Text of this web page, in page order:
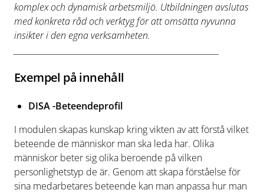
komplex och dynamisk arbetsmiljö. Utbildningen avslutas
med konkreta råd och verktyg för att omsätta nyvunna
insikter i den egna verksamheten.
Exempel på innehåll
DISA -Beteendeprofil
I modulen skapas kunskap kring vikten av att förstå vilket
beteende de människor man ska leda har. Olika
människor beter sig olika beroende på vilken
personlighetstyp de är. Genom att skapa förståelse för
sina medarbetares beteende kan man anpassa hur man